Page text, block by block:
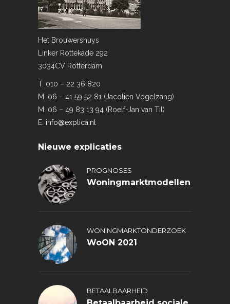
Het Brouwershuys
Linker Rottekade 292
3034CV Rotterdam
T. 010 – 22 36 820
M. 06 – 41 59 52 81 (Jacolien Vogelzang)
M. 06 – 49 83 13 94 (Roelf-Jan van Til)
E. info@explica.nl
Nieuwe explicaties
PROGNOSES
Woningmarktmodellen
WONINGMARKTONDERZOEK
WoON 2021
BETAALBAARHEID